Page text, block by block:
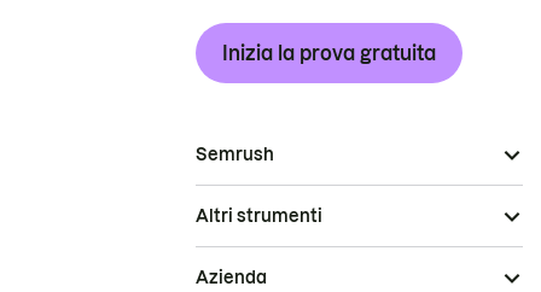
Inizia la prova gratuita
Semrush
Altri strumenti
Azienda